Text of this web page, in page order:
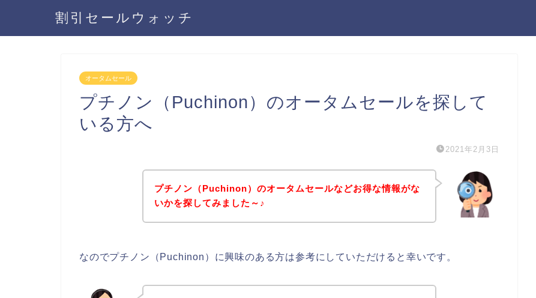
割引セールウォッチ
オータムセール
プチノン（Puchinon）のオータムセールを探して
いる方へ
2021年2月3日
プチノン（Puchinon）のオータムセールなどお得な情報がな
いかを探してみました～♪
なのでプチノン（Puchinon）に興味のある方は参考にしていただけると幸いです。